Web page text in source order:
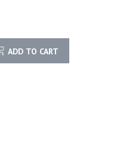
ADD TO CART